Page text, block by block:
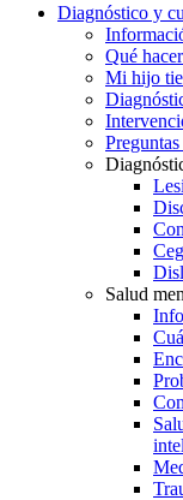
Diagnóstico y
Qué
Mi hijo
Salud